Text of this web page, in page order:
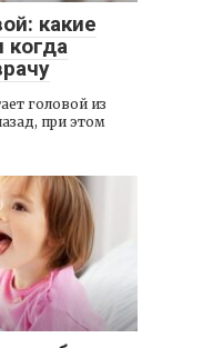
какие
когда
головой из
при этом